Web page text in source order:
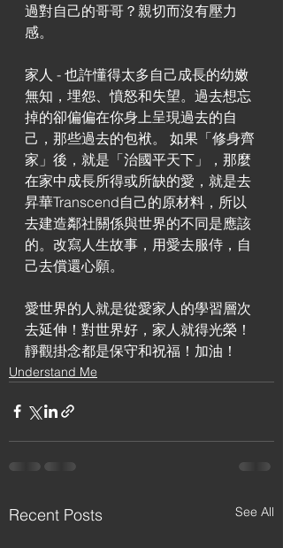
過對自己的哥哥？親切而沒有壓力
感。
家人 - 也許懂得太多自己成長的幼嫩
無知，埋怨、憤怒和失望。過去想忘
掉的卻偏偏在你身上呈現過去的自
己，那些過去的包袱。 如果「修身齊
家」後，就是「治國平天下」，那麼
在家中成長所得或所缺的愛，就是去
昇華Transcend自己的原材料，所以
去建造鄰社關係與世界的不同是應該
的。改寫人生故事，用愛去服侍，自
己去償還心願。
愛世界的人就是從愛家人的學習層次
去延伸！對世界好，家人就得光榮！
靜觀掛念都是保守和祝福！加油！
Understand Me
Recent Posts See All